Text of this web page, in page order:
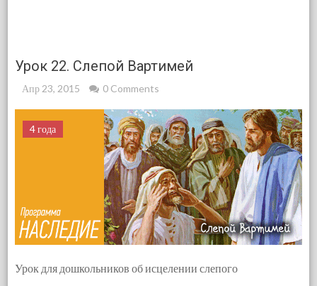
Урок 22. Слепой Вартимей
Апр 23, 2015 0 Comments
4 года
Урок для дошкольников об исцелении слепого